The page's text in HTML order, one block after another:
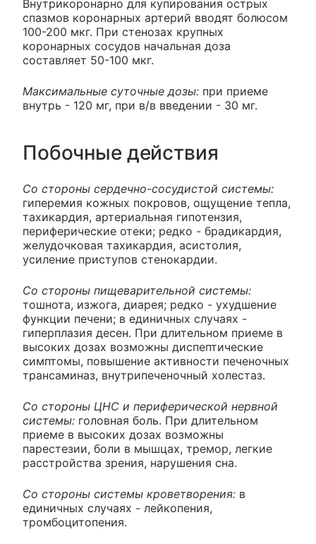
Внутрикоронарно для купирования острых
спазмов коронарных артерий вводят болюсом
100-200 мкг. При стенозах крупных
коронарных сосудов начальная доза
составляет 50-100 мкг.
Максимальные суточные дозы: при приеме
внутрь - 120 мг, при в/в введении - 30 мг.
Побочные действия
Со стороны сердечно-сосудистой системы:
гиперемия кожных покровов, ощущение тепла,
тахикардия, артериальная гипотензия,
периферические отеки; редко - брадикардия,
желудочковая тахикардия, асистолия,
усиление приступов стенокардии.
Со стороны пищеварительной системы:
тошнота, изжога, диарея; редко - ухудшение
функции печени; в единичных случаях -
гиперплазия десен. При длительном приеме в
высоких дозах возможны диспептические
симптомы, повышение активности печеночных
трансаминаз, внутрипеченочный холестаз.
Со стороны ЦНС и периферической нервной
системы: головная боль. При длительном
приеме в высоких дозах возможны
парестезии, боли в мышцах, тремор, легкие
расстройства зрения, нарушения сна.
Со стороны системы кроветворения: в
единичных случаях - лейкопения,
тромбоцитопения.